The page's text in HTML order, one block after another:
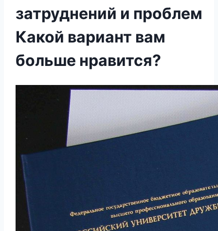
затруднений и проблем
Какой вариант вам
больше нравится?